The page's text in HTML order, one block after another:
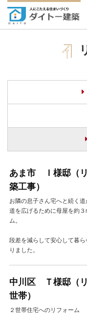
あま市 Ｉ様邸（
築工事）
お隣の息子さん宅へと続く道
道を広げるために母屋を約
ム。
段差を減らして安心して暮
りました。
中川区 Ｔ様邸（
世帯）
２世帯住宅へのリフォーム